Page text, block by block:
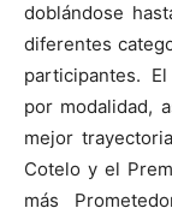
doblándose
diferentes
participantes.
por modalidad,
mejor
Cotelo y el
más